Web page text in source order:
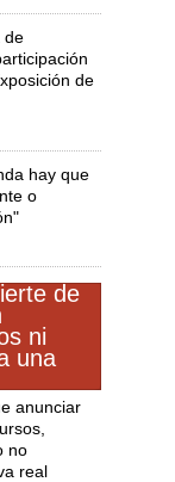
de
de
hay que
o
anunciar
no
real